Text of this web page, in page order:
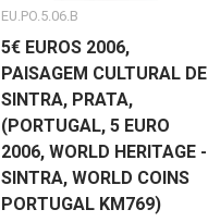
EU.PO.5.06.B
5€ EUROS 2006,
PAISAGEM CULTURAL DE
SINTRA, PRATA,
(PORTUGAL, 5 EURO
2006, WORLD HERITAGE -
SINTRA, WORLD COINS
PORTUGAL KM769)